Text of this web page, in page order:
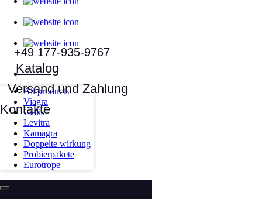
+49 177-935-9767
Katalog
Kontakte
All products
Viagra
Cialis
Levitra
Kamagra
Doppelte wirkung
Probierpakete
Eurotrope